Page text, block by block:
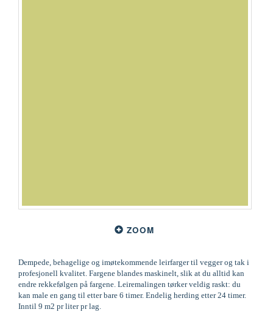
ZOOM
Dempede, behagelige og imøtekommende leirfarger til vegger og tak i
profesjonell kvalitet. Fargene blandes maskinelt, slik at du alltid kan
endre rekkefølgen på fargene. Leiremalingen tørker veldig raskt: du
kan male en gang til etter bare 6 timer. Endelig herding etter 24 timer.
Inntil 9 m2 pr liter pr lag.